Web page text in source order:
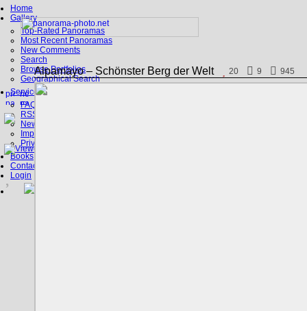
Home
Gallery
Top-Rated Panoramas
Most Recent Panoramas
New Comments
Search
Browse Portfolios
Geographical Search
Service
FAQ
RSS, Google Earth
News
Imprint
Privacy Policy
Books
Contact
Login
Alpamayo – Schönster Berg der Welt 20 9 945